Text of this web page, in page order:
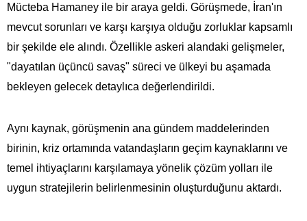
Mücteba Hamaney ile bir araya geldi. Görüşmede, İran'ın
mevcut sorunları ve karşı karşıya olduğu zorluklar kapsamlı
bir şekilde ele alındı. Özellikle askeri alandaki gelişmeler,
"dayatılan üçüncü savaş" süreci ve ülkeyi bu aşamada
bekleyen gelecek detaylıca değerlendirildi.
Aynı kaynak, görüşmenin ana gündem maddelerinden
birinin, kriz ortamında vatandaşların geçim kaynaklarını ve
temel ihtiyaçlarını karşılamaya yönelik çözüm yolları ile
uygun stratejilerin belirlenmesinin oluşturduğunu aktardı.